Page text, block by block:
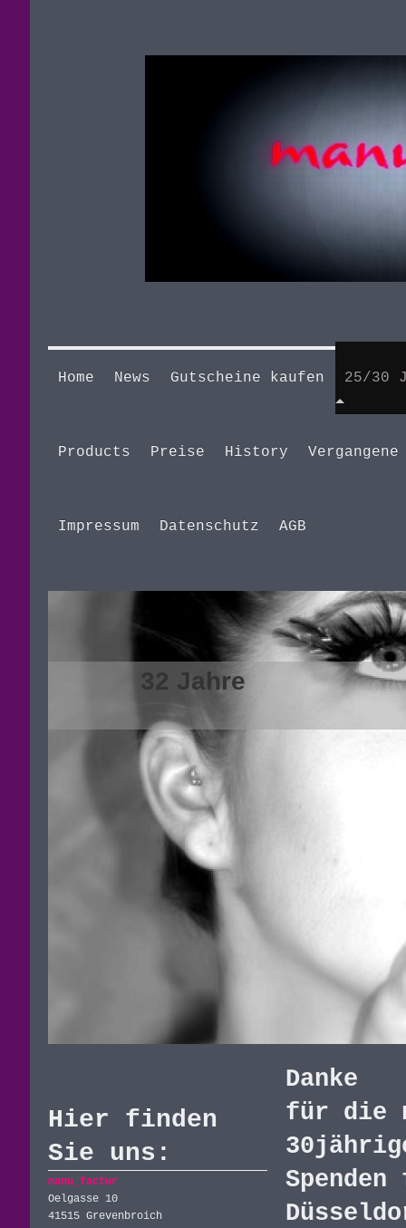
Home News Gutscheine kaufen 25/30
Products Preise History
Impressum Datenschutz AGB
32
haarige
Danke
für die
Hier finden
Sie uns:
manu_factur
Oelgasse 10
41515 Grevenbroich